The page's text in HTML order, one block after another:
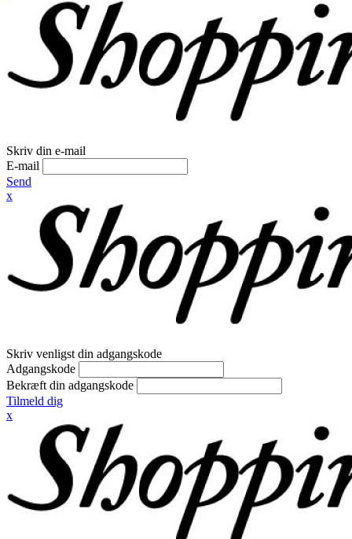
Skriv din e-mail
E-mail
Send
x
Skriv venligst din adgangskode
Adgangskode
Bekræft din adgangskode
Tilmeld dig
x